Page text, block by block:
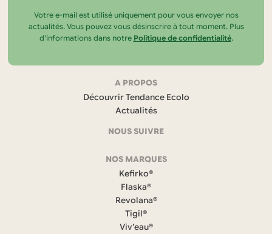
Votre e-mail est utilisé uniquement pour vous envoyer nos
actualités. Vous pouvez vous désinscrire à tout moment. Plus
d’informations dans notre Politique de confidentialité.
coordonnées
A PROPOS
Découvrir Tendance Ecolo
Actualités
NOUS SUIVRE
a
c
e
b
o
o
k
NOS MARQUES
Kefirko®
Flaska®
Revolana®
Tigil®
Viv’eau®